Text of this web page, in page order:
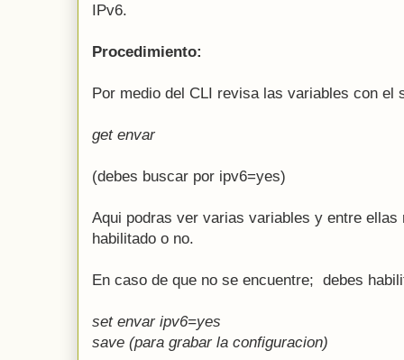
IPv6.
Procedimiento:
Por medio del CLI revisa las variables con el
get envar
(debes buscar por ipv6=yes)
Aqui podras ver varias variables y entre
habilitado o no.
En caso de que no se encuentre; debes
set envar ipv6=yes
save (para grabar la configuracion)